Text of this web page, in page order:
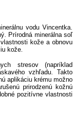
vodu Vincentka.
Prírodná minerálna soľ
kože a obnovu
kože.
stresov (napríklad
vzhľadu. Takto
aplikáciu krému možno
prirodzenú kožnú
pozitívne vlastnosti